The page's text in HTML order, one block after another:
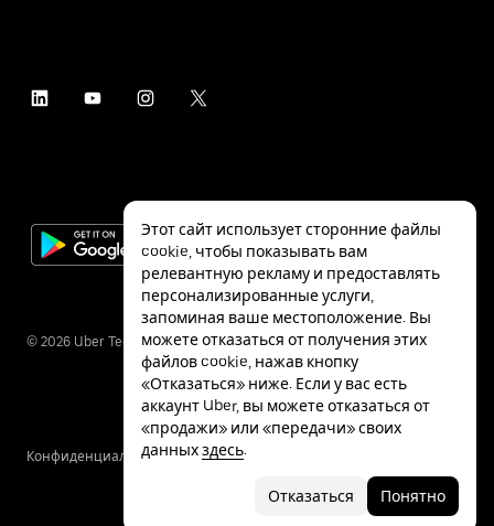
© 2026 Uber Technologies Inc.
КонфиденциальностьСпециальные
Этот сайт использует сторонние файлы
cookie, чтобы показывать вам
релевантную рекламу и предоставлять
персонализированные услуги,
запоминая ваше местоположение. Вы
можете отказаться от получения этих
файлов cookie, нажав кнопку
«Отказаться» ниже. Если у вас есть
аккаунт Uber, вы можете отказаться от
«продажи» или «передачи» своих
данныхздесь.
Отказаться Понятно